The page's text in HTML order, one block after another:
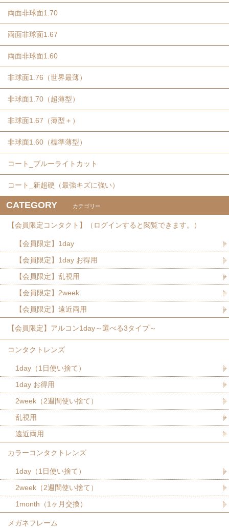
両面非球面1.70
両面非球面1.67
両面非球面1.60
非球面1.76（世界最薄）
非球面1.70（超薄型）
非球面1.67（薄型＋）
非球面1.60（標準薄型）
コート_ブルーライトカット
コート_新超硬（最強キズに強い）
CATEGORY カテゴリー
【会員限定コンタクト】（ログインすると閲覧できます。）
【会員限定】1day
【会員限定】1day お得用
【会員限定】乱視用
【会員限定】2week
【会員限定】遠近両用
【会員限定】アルコン1day～選べる3タイプ～
コンタクトレンズ
1day（1日使い捨て）
1day お得用
2week（2週間使い捨て）
乱視用
遠近両用
カラーコンタクトレンズ
1day（1日使い捨て）
2week（2週間使い捨て）
1month（1ヶ月交換）
メガネフレーム